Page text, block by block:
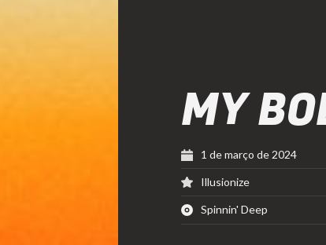
MY
1 de março de 2024
Illusionize
Spinnin' Deep